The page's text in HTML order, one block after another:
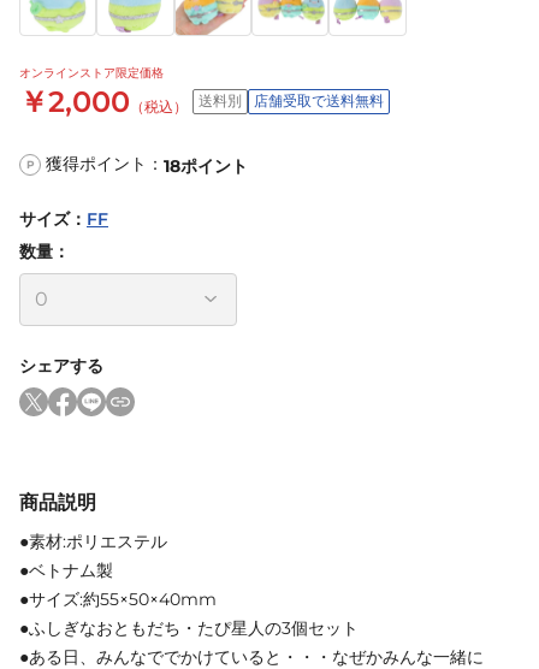
オンラインストア限定価格
￥2,000 （税込） 送料別 店舗受取で送料無料
P 獲得ポイント： 18ポイント
サイズ： FF
数量：
シェアする
商品説明
●素材:ポリエステル
●ベトナム製
●サイズ:約55×50×40mm
●ふしぎなおともだち・たぴ星人の3個セット
●ある日、みんなででかけていると・・・なぜかみんな一緒に